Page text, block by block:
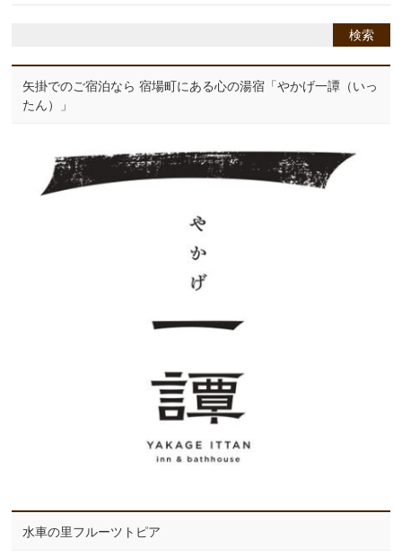
矢掛でのご宿泊なら 宿場町にある心の湯宿「やかげ一譚（いっ
たん）」
水車の里フルーツトピア